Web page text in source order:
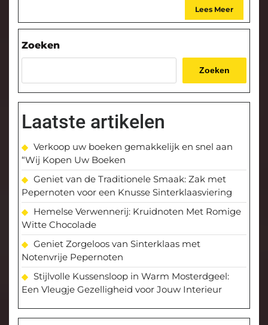
Lees Meer
Zoeken
Zoeken
Laatste artikelen
Verkoop uw boeken gemakkelijk en snel aan
“Wij Kopen Uw Boeken
Geniet van de Traditionele Smaak: Zak met
Pepernoten voor een Knusse Sinterklaasviering
Hemelse Verwennerij: Kruidnoten Met Romige
Witte Chocolade
Geniet Zorgeloos van Sinterklaas met
Notenvrije Pepernoten
Stijlvolle Kussensloop in Warm Mosterdgeel:
Een Vleugje Gezelligheid voor Jouw Interieur